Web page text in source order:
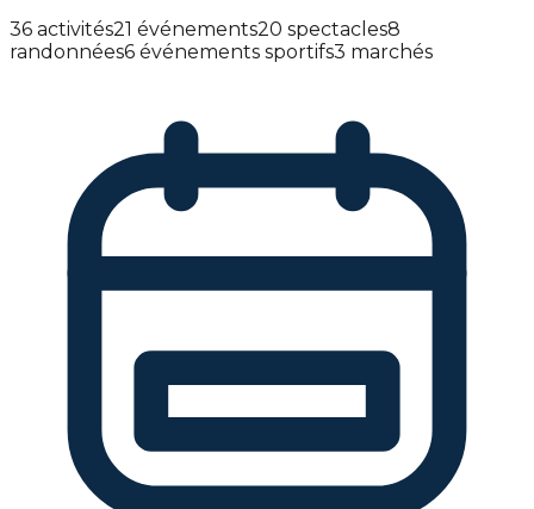
36 activités21 événements20 spectacles8
randonnées6 événements sportifs3 marchés